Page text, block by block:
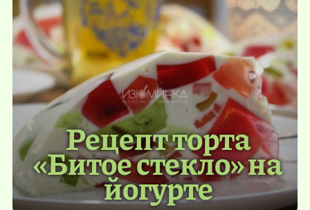
Рецепт торта
«Битое стекло» на
йогурте